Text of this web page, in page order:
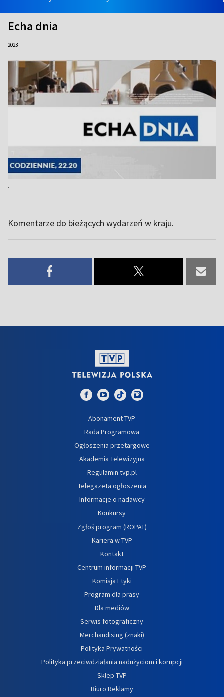
Echa dnia
2023
.
Komentarze do bieżących wydarzeń w kraju.
Abonament TVP
Rada Programowa
Ogłoszenia przetargowe
Akademia Telewizyjna
Regulamin tvp.pl
Telegazeta ogłoszenia
Informacje o nadawcy
Konkursy
Zgłoś program (ROPAT)
Kariera w TVP
Kontakt
Centrum informacji TVP
Komisja Etyki
Program dla prasy
Dla mediów
Serwis fotograficzny
Merchandising (znaki)
Polityka Prywatności
Polityka przeciwdziałania nadużyciom i korupcji
Sklep TVP
Biuro Reklamy